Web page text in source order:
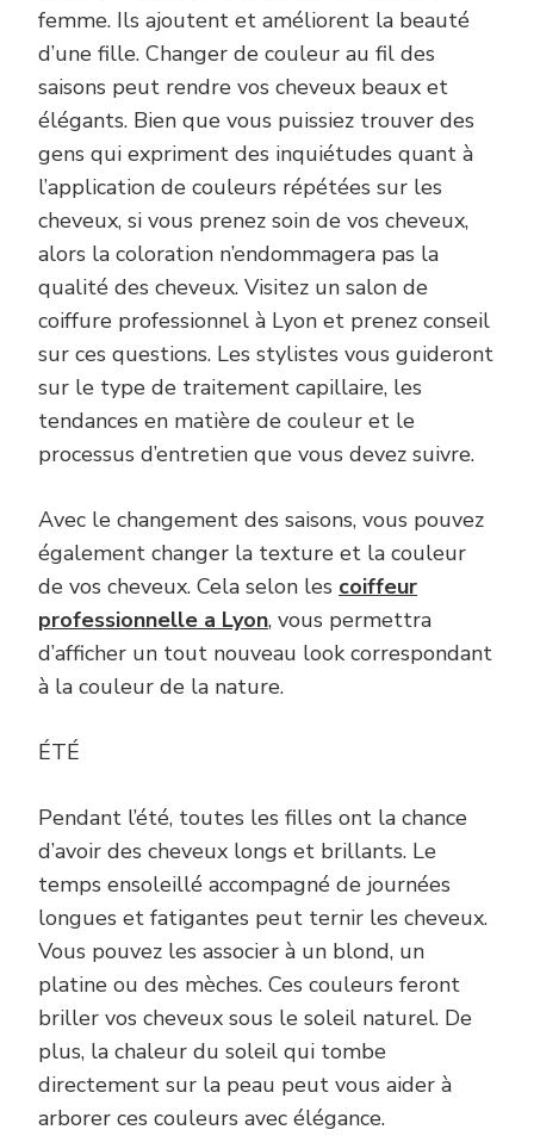
femme. Ils ajoutent et améliorent la beauté
d’une fille. Changer de couleur au fil des
saisons peut rendre vos cheveux beaux et
élégants. Bien que vous puissiez trouver des
gens qui expriment des inquiétudes quant à
l’application de couleurs répétées sur les
cheveux, si vous prenez soin de vos cheveux,
alors la coloration n’endommagera pas la
qualité des cheveux. Visitez un salon de
coiffure professionnel à Lyon et prenez conseil
sur ces questions. Les stylistes vous guideront
sur le type de traitement capillaire, les
tendances en matière de couleur et le
processus d’entretien que vous devez suivre.
Avec le changement des saisons, vous pouvez
également changer la texture et la couleur
de vos cheveux. Cela selon les coiffeur
professionnelle a Lyon, vous permettra
d’afficher un tout nouveau look correspondant
à la couleur de la nature.
ÉTÉ
Pendant l’été, toutes les filles ont la chance
d’avoir des cheveux longs et brillants. Le
temps ensoleillé accompagné de journées
longues et fatigantes peut ternir les cheveux.
Vous pouvez les associer à un blond, un
platine ou des mèches. Ces couleurs feront
briller vos cheveux sous le soleil naturel. De
plus, la chaleur du soleil qui tombe
directement sur la peau peut vous aider à
arborer ces couleurs avec élégance.